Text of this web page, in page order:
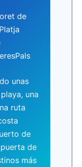
de
unas
una
ruta
de
de
más